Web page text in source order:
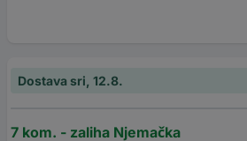
Dostava sri, 12.8.
7 kom. - zaliha Njemačka